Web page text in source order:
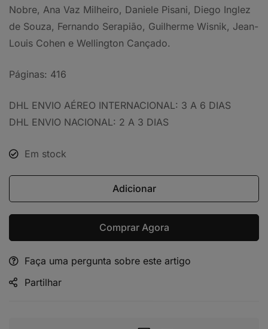
Nobre, Ana Vaz Milheiro, Daniele Pisani, Diego Inglez
de Souza, Fernando Serapião, Guilherme Wisnik, Jean-
Louis Cohen e Wellington Cançado.
Páginas: 416
DHL ENVIO AÉREO INTERNACIONAL: 3 A 6 DIAS
DHL ENVIO NACIONAL: 2 A 3 DIAS
Em stock
Adicionar
Comprar Agora
Alternative:
Faça uma pergunta sobre este artigo
Partilhar